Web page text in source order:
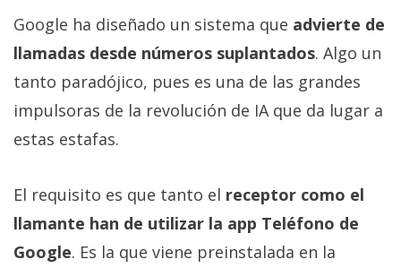
Google ha diseñado un sistema que advierte de
llamadas desde números suplantados. Algo un
tanto paradójico, pues es una de las grandes
impulsoras de la revolución de IA que da lugar a
estas estafas.
El requisito es que tanto el receptor como el
llamante han de utilizar la app Teléfono de
Google. Es la que viene preinstalada en la